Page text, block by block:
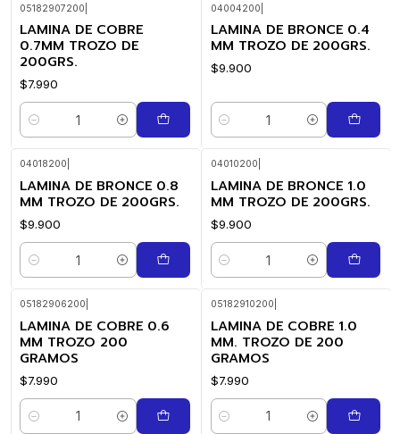
05182907200
LAMINA DE COBRE
0.7MM TROZO DE
200GRS.
$7.990
Cantidad
04004200
LAMINA DE BRONCE 0.4
MM TROZO DE 200GRS.
$9.900
Cantidad
04018200
LAMINA DE BRONCE 0.8
MM TROZO DE 200GRS.
$9.900
Cantidad
04010200
LAMINA DE BRONCE 1.0
MM TROZO DE 200GRS.
$9.900
Cantidad
05182906200
LAMINA DE COBRE 0.6
MM TROZO 200
GRAMOS
$7.990
Cantidad
05182910200
LAMINA DE COBRE 1.0
MM. TROZO DE 200
GRAMOS
$7.990
Cantidad